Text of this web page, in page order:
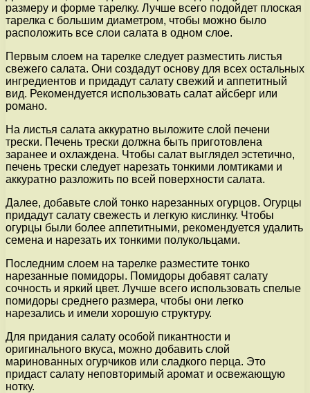
размеру и форме тарелку. Лучше всего подойдет плоская
тарелка с большим диаметром, чтобы можно было
расположить все слои салата в одном слое.
Первым слоем на тарелке следует разместить листья
свежего салата. Они создадут основу для всех остальных
ингредиентов и придадут салату свежий и аппетитный
вид. Рекомендуется использовать салат айсберг или
романо.
На листья салата аккуратно выложите слой печени
трески. Печень трески должна быть приготовлена
заранее и охлаждена. Чтобы салат выглядел эстетично,
печень трески следует нарезать тонкими ломтиками и
аккуратно разложить по всей поверхности салата.
Далее, добавьте слой тонко нарезанных огурцов. Огурцы
придадут салату свежесть и легкую кислинку. Чтобы
огурцы были более аппетитными, рекомендуется удалить
семена и нарезать их тонкими полукольцами.
Последним слоем на тарелке разместите тонко
нарезанные помидоры. Помидоры добавят салату
сочность и яркий цвет. Лучше всего использовать спелые
помидоры среднего размера, чтобы они легко
нарезались и имели хорошую структуру.
Для придания салату особой пикантности и
оригинального вкуса, можно добавить слой
маринованных огурчиков или сладкого перца. Это
придаст салату неповторимый аромат и освежающую
нотку.